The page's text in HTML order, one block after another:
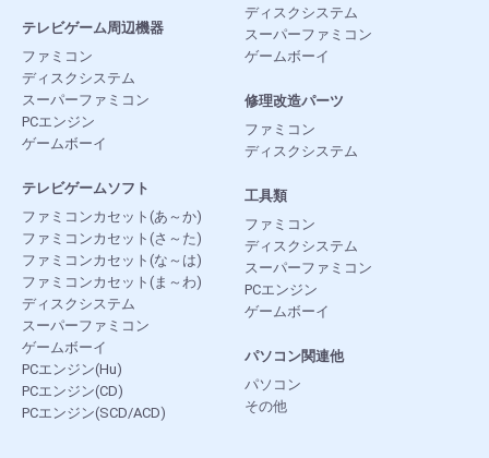
テレビゲーム周辺機器
ファミコン
ディスクシステム
スーパーファミコン
PCエンジン
ゲームボーイ
テレビゲームソフト
ファミコンカセット(あ～か)
ファミコンカセット(さ～た)
ファミコンカセット(な～は)
ファミコンカセット(ま～わ)
ディスクシステム
スーパーファミコン
ゲームボーイ
PCエンジン(Hu)
PCエンジン(CD)
PCエンジン(SCD/ACD)
ディスクシステム
スーパーファミコン
ゲームボーイ
修理改造パーツ
ファミコン
ディスクシステム
工具類
ファミコン
ディスクシステム
スーパーファミコン
PCエンジン
ゲームボーイ
パソコン関連他
パソコン
その他